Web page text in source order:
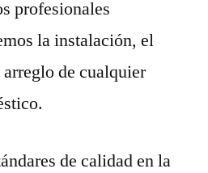
profesionales
la instalación, el
de cualquier
de calidad en la